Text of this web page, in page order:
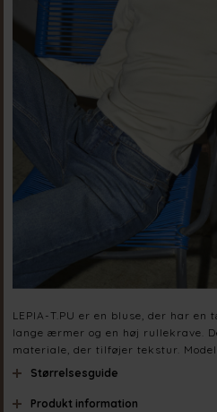
LEPIA-T.PU er en bluse, der har
lange ærmer og en høj rullekrave.
materiale, der tilføjer tekstur.
Størrelsesguide
Produkt information